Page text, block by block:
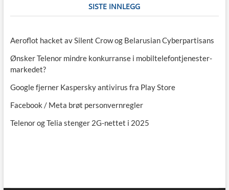
SISTE INNLEGG
Aeroflot hacket av Silent Crow og Belarusian Cyberpartisans
Ønsker Telenor mindre konkurranse i mobiltelefontjenester-
markedet?
Google fjerner Kaspersky antivirus fra Play Store
Facebook / Meta brøt personvernregler
Telenor og Telia stenger 2G-nettet i 2025